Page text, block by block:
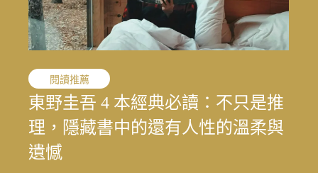
花蓮震後專題
結合地方創生與文化生態的永續旅
遊 重塑花蓮觀光新模式
職人精神
「我的課題不是變成女人，而是成
為我喜歡的自己」——最美律師樂
樂（陳漢章）的 40 年修課
閱讀推薦
東野圭吾 4 本經典必讀：不只是推
理，隱藏書中的還有人性的溫柔與
遺憾
敘事醫學
寫下病房裡沒說出口的心情：林口
長庚醫院兒童過敏氣喘風溼科主治
醫師林思偕，談書寫與渴望被理解
職人精神
文史收藏家劉國煒，在泛黃文史資
料中，續留臺灣樂壇過往風華
演藝人生
一雙鼓棒敲過一甲子，「台灣鼓
王」黃瑞豐見證臺灣主流音樂的時
代更迭
媒體先鋒
王小棣：從問題學生到臺灣影視推
手，始終相信人的可能
花蓮震後專題
太魯閣按下暫停鍵後，花蓮觀光何
時再現榮景？震後兩年，觀光與永
續發展的轉型考題
花蓮震後專題
結合地方創生與文化生態的永續旅
遊 重塑花蓮觀光新模式
職人精神
「我的課題不是變成女人，而是成
為我喜歡的自己」——最美律師樂
樂（陳漢章）的 40 年修課